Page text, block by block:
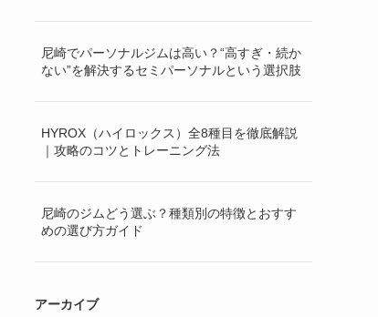
尼崎でパーソナルジムは高い？“高すぎ・続か
ない”を解決するセミパーソナルという選択肢
HYROX（ハイロックス）全8種目を徹底解説
｜攻略のコツとトレーニング法
尼崎のジムどう選ぶ？種類別の特徴とおすす
めの選び方ガイド
アーカイブ